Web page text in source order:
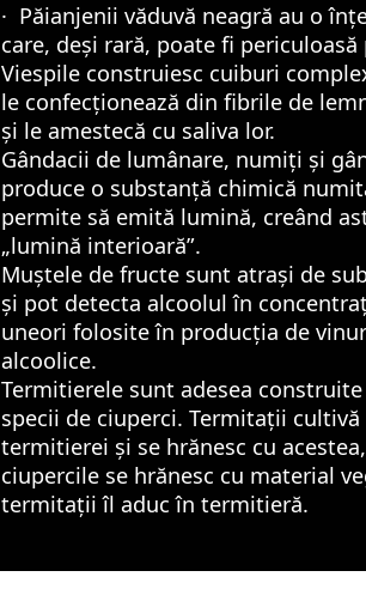
· Păianjenii văduvă neagră au o
care, deși rară, poate fi
Viespile construiesc cuiburi
le confecționează din fibrile de
și le amestecă cu saliva lor.
Gândacii de lumânare, numiți și
produce o substanță chimică
permite să emită lumină, creând
„lumină interioară”.
Muștele de fructe sunt atrași de
și pot detecta alcoolul în
uneori folosite în producția de
alcoolice.
Termitierele sunt adesea
specii de ciuperci. Termitații
termitierei și se hrănesc cu
ciupercile se hrănesc cu material
termitații îl aduc în termitieră.